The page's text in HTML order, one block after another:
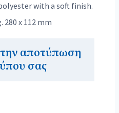
with a soft finish.
280 x 112 mm
αποτύπωση
σας